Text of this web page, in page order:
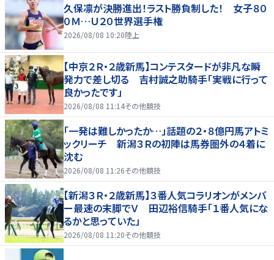
久保凛が決勝進出！ラスト勝負制した！ 女子８０
０Ｍ…Ｕ２０世界選手権
2026/08/08 10:20陸上
【中京２Ｒ・２歳新馬】コンテスタードが非凡な瞬
発力で差し切る 吉村誠之助騎手「実戦に行って
良かったです」
2026/08/08 11:14その他競技
「一発は難しかったか…」話題の２・８億円馬アトミ
ックリーチ 新潟３Ｒの初陣は馬券圏外の４着に
沈む
2026/08/08 11:26その他競技
【新潟３Ｒ・２歳新馬】３番人気コラリオンがメンバ
ー最速の末脚でＶ 田辺裕信騎手「１番人気にな
るかと思っていた」
2026/08/08 11:20その他競技